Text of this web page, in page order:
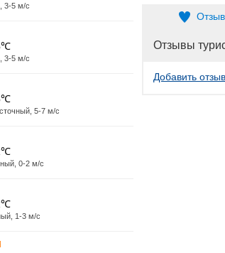
3-5 м/с
3-5 м/с
5-7 м/с
0-2 м/с
1-3 м/с
Отзывы
Добавить отзыв